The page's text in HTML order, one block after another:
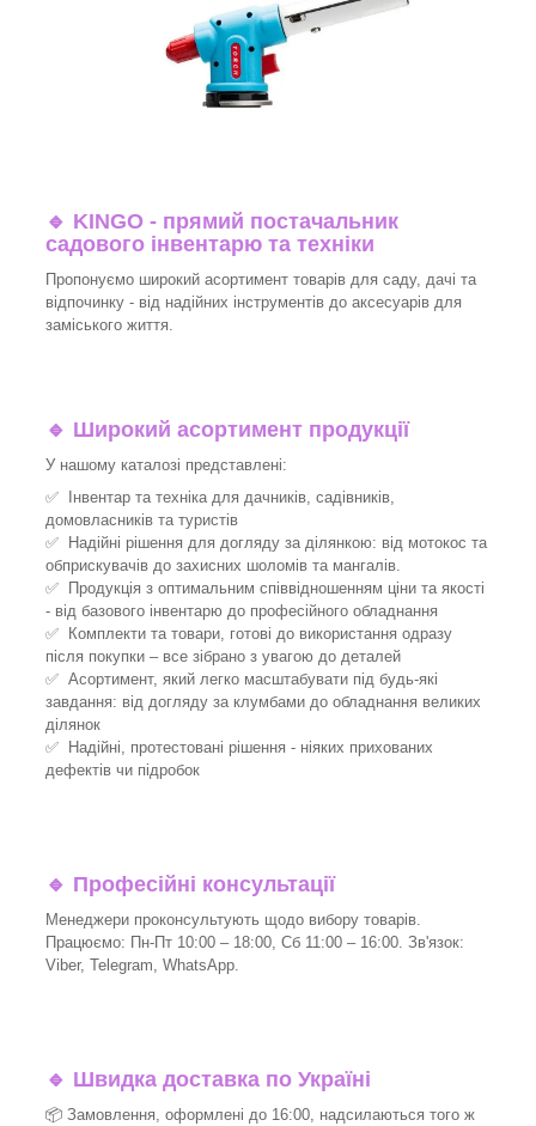
🔹 KINGO - прямий постачальник
садового інвентарю та техніки
Пропонуємо широкий асортимент товарів для саду, дачі та
відпочинку - від надійних інструментів до аксесуарів для
заміського життя.
🔹 Широкий асортимент продукції
У нашому каталозі представлені:
✅ Інвентар та техніка для дачників, садівників,
домовласників та туристів
✅ Надійні рішення для догляду за ділянкою: від мотокос та
обприскувачів до захисних шоломів та мангалів.
✅ Продукція з оптимальним співвідношенням ціни та якості
- від базового інвентарю до професійного обладнання
✅ Комплекти та товари, готові до використання одразу
після покупки – все зібрано з увагою до деталей
✅ Асортимент, який легко масштабувати під будь-які
завдання: від догляду за клумбами до обладнання великих
ділянок
✅ Надійні, протестовані рішення - ніяких прихованих
дефектів чи підробок
🔹 Професійні консультації
Менеджери проконсультують щодо вибору товарів.
Працюємо: Пн-Пт 10:00 – 18:00, Сб 11:00 – 16:00. Зв'язок:
Viber, Telegram, WhatsApp.
🔹 Швидка доставка по Україні
📦 Замовлення, оформлені до 16:00, надсилаються того ж